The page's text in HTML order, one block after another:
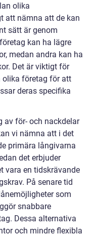
olika
att nämna att de kan
sätt är genom
kan ha lägre
medan andra kan ha
Det är viktigt för
olika företag för att
deras specifika
av för- och nackdelar
vi nämna att i det
primära långivarna
det erbjuder
vara en tidskrävande
På senare tid
som
snabbare
Dessa alternativa
och mindre flexibla